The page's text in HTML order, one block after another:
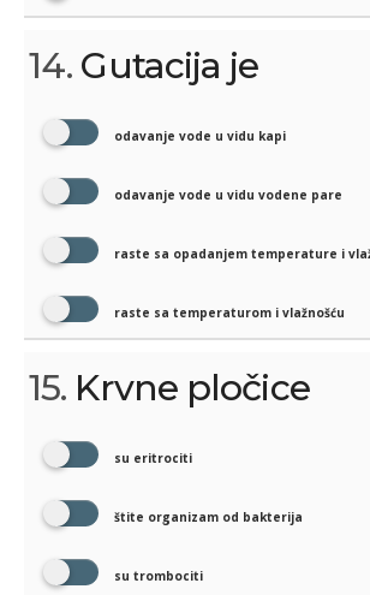
14. Gutacija je
odavanje vode u vidu kapi
odavanje vode u vidu vodene pare
raste sa opadanjem temperature i
raste sa temperaturom i vlažnošću
15. Krvne pločice
su eritrociti
štite organizam od bakterija
su trombociti